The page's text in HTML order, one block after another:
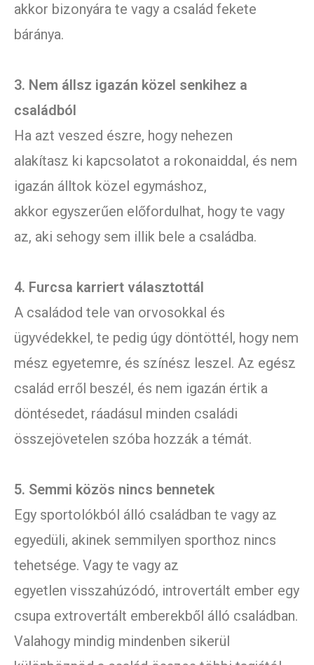
akkor bizonyára te vagy a család fekete
báránya.
3. Nem állsz igazán közel senkihez a
családból
Ha azt veszed észre, hogy nehezen
alakítasz ki kapcsolatot a rokonaiddal, és nem
igazán álltok közel egymáshoz,
akkor egyszerűen előfordulhat, hogy te vagy
az, aki sehogy sem illik bele a családba.
4. Furcsa karriert választottál
A családod tele van orvosokkal és
ügyvédekkel, te pedig úgy döntöttél, hogy nem
mész egyetemre, és színész leszel. Az egész
család erről beszél, és nem igazán értik a
döntésedet, ráadásul minden családi
összejövetelen szóba hozzák a témát.
5. Semmi közös nincs bennetek
Egy sportolókból álló családban te vagy az
egyedüli, akinek semmilyen sporthoz nincs
tehetsége. Vagy te vagy az
egyetlen visszahúzódó, introvertált ember egy
csupa extrovertált emberekből álló családban.
Valahogy mindig mindenben sikerül